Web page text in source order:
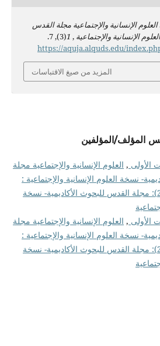
العلوم الإنسانية والإجتماعية مجلة القدس
الإنسانية والإجتماعية ,
1
(3), 7.
https://aquja.alquds.edu/
المزيد من صيغ الاقتباسات
المؤلف/المؤلفين
الأولى , العلوم الإنسانية والإجتماعية مجلة
نسخة العلوم الإنسانية والإجتماعية :
مجلد 1 عدد 4 (2025): مجلة القدس للبحوث الأكاديمية- نسخة
الأولى , العلوم الإنسانية والإجتماعية مجلة
نسخة العلوم الإنسانية والإجتماعية :
مجلد 2 عدد 1 (2026): مجلة القدس للبحوث الأكاديمية- نسخة